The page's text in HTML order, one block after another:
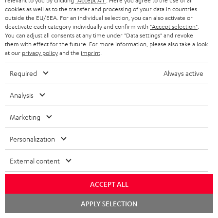
Zubehör
Notwendiges Zubehör
Bitte prüfe, ob benötigte Verbindungskabel im
Lieferumfang enthalten sind.
High-Speed HDMI® Kabel
cookies as well as to the transfer and processing of your data in countries
outside the EU/EEA. For an individual selection, you can also activate or
deactivate each category individually and confirm with "Accept selection"
You can adjust all consents at any time under "Data settings" and revoke
them with effect for the future. For more information, please also take a look
at our privacy policyand the imprint
Required Always active
Analysis
Marketing
Personalization
External content
ACCEPT ALL
APPLY SELECTION